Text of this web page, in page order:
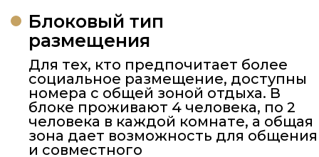
Блоковый тип
размещения
Для тех, кто предпочитает более
социальное размещение, доступны
номера с общей зоной отдыха. В
блоке проживают 4 человека, по 2
человека в каждой комнате, а общая
зона дает возможность для общения
и совместного